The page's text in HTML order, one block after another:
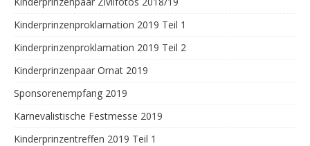
Kinderprinzenproklamation 2019 Teil 1
Kinderprinzenproklamation 2019 Teil 2
Kinderprinzenpaar Ornat 2019
Sponsorenempfang 2019
Karnevalistische Festmesse 2019
Kinderprinzentreffen 2019 Teil 1